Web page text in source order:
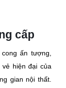
cấp
ấn tượng,
hiện đại của
gian nội thất.